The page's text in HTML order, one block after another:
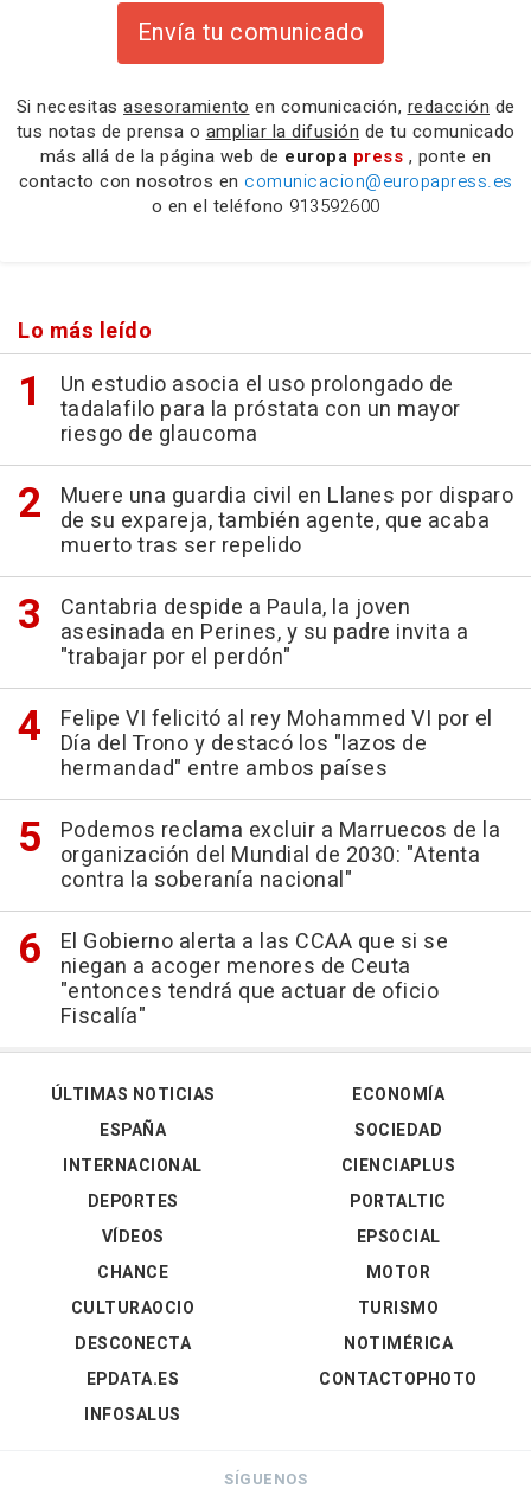
Envía tu comunicado
Si necesitas asesoramiento en comunicación, redacción de
tus notas de prensa o ampliar la difusión de tu comunicado
más allá de la página web de europa press , ponte en
contacto con nosotros en comunicacion@europapress.es
o en el teléfono 913592600
Lo más leído
Un estudio asocia el uso prolongado de
tadalafilo para la próstata con un mayor
riesgo de glaucoma
Muere una guardia civil en Llanes por disparo
de su expareja, también agente, que acaba
muerto tras ser repelido
Cantabria despide a Paula, la joven
asesinada en Perines, y su padre invita a
"trabajar por el perdón"
Felipe VI felicitó al rey Mohammed VI por el
Día del Trono y destacó los "lazos de
hermandad" entre ambos países
Podemos reclama excluir a Marruecos de la
organización del Mundial de 2030: "Atenta
contra la soberanía nacional"
El Gobierno alerta a las CCAA que si se
niegan a acoger menores de Ceuta
"entonces tendrá que actuar de oficio
Fiscalía"
ÚLTIMAS NOTICIAS
ESPAÑA
INTERNACIONAL
DEPORTES
VÍDEOS
ECONOMÍA
SOCIEDAD
CIENCIAPLUS
PORTALTIC
EPSOCIAL
CHANCE
CULTURAOCIO
DESCONECTA
EPDATA.ES
INFOSALUS
MOTOR
TURISMO
NOTIMÉRICA
CONTACTOPHOTO
SÍGUENOS